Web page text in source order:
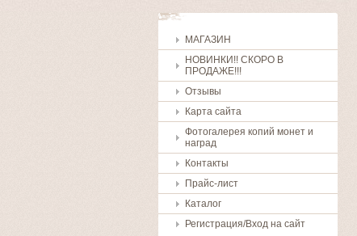
МАГАЗИН
НОВИНКИ!! СКОРО В
ПРОДАЖЕ!!!
Отзывы
Карта сайта
Фотогалерея копий монет и
наград
Контакты
Прайс-лист
Каталог
Регистрация/Вход на сайт